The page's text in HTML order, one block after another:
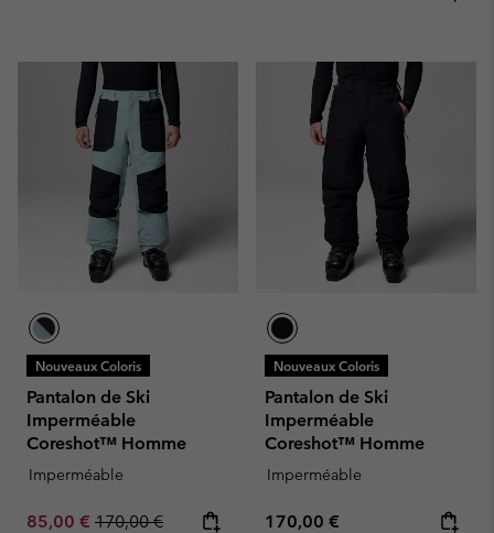
Nouveaux Coloris
Pantalon de Ski
Imperméable
Coreshot™ Homme
Imperméable
Sale price:
85,00 € Regular price:
170,00 €
Nouveaux Coloris
Pantalon de Ski
Imperméable
Coreshot™ Homme
Imperméable
Regular price:
170,00 €